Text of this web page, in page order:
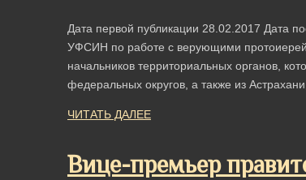
Дата первой публикации 28.02.2017 Дата
УФСИН по работе с верующими протоиерей
начальников территориальных органов,
федеральных округов, а также из
ЧИТАТЬ ДАЛЕЕ
Вице-премьер